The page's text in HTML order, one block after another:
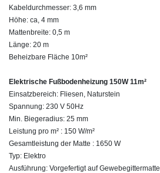
Kabeldurchmesser: 3,6 mm
Höhe: ca, 4 mm
Mattenbreite: 0,5 m
Länge: 20 m
Beheizbare Fläche 10m²
Elektrische Fußbodenheizung 150W 11m²
Einsatzbereich: Fliesen, Naturstein
Spannung: 230 V 50Hz
Min. Biegeradius: 25 mm
Leistung pro m² : 150 W/m²
Gesamtleistung der Matte : 1650 W
Typ: Elektro
Ausführung: Vorgefertigt auf Gewebegittermatte